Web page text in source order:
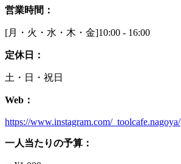
営業時間：
[月・火・水・木・金]10:00 - 16:00
定休日：
土・日・祝日
Web：
https://www.instagram.com/_toolcafe.nagoya/
一人当たりの予算：